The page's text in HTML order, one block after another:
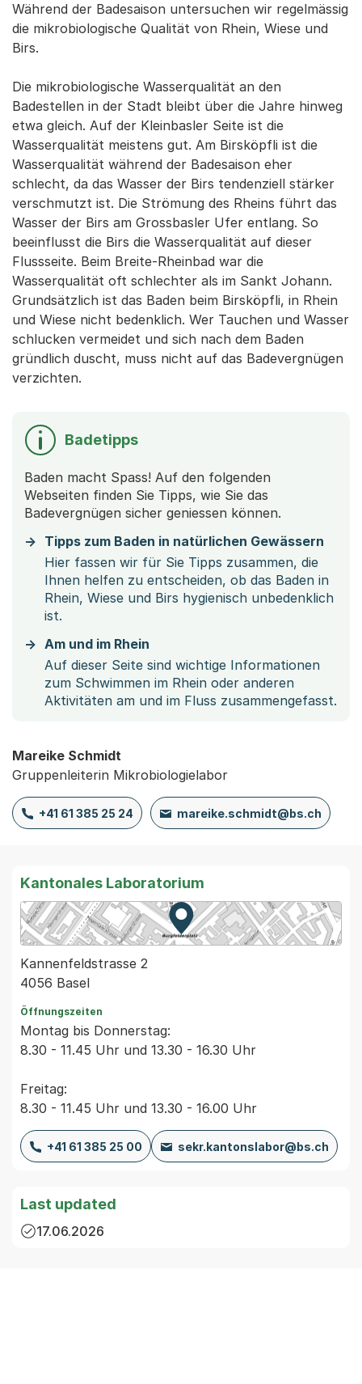
Während der Badesaison untersuchen wir regelmässig
die mikrobiologische Qualität von Rhein, Wiese und
Birs.
Die mikrobiologische Wasserqualität an den
Badestellen in der Stadt bleibt über die Jahre hinweg
etwa gleich. Auf der Kleinbasler Seite ist die
Wasserqualität meistens gut. Am Birsköpfli ist die
Wasserqualität während der Badesaison eher
schlecht, da das Wasser der Birs tendenziell stärker
verschmutzt ist. Die Strömung des Rheins führt das
Wasser der Birs am Grossbasler Ufer entlang. So
beeinflusst die Birs die Wasserqualität auf dieser
Flussseite. Beim Breite-Rheinbad war die
Wasserqualität oft schlechter als im Sankt Johann.
Grundsätzlich ist das Baden beim Birsköpfli, in Rhein
und Wiese nicht bedenklich. Wer Tauchen und Wasser
schlucken vermeidet und sich nach dem Baden
gründlich duscht, muss nicht auf das Badevergnügen
verzichten.
Badetipps
Baden macht Spass! Auf den folgenden
Webseiten finden Sie Tipps, wie Sie das
Badevergnügen sicher geniessen können.
Tipps zum Baden in natürlichen Gewässern
Hier fassen wir für Sie Tipps zusammen, die
Ihnen helfen zu entscheiden, ob das Baden in
Rhein, Wiese und Birs hygienisch unbedenklich
ist.
Am und im Rhein
Auf dieser Seite sind wichtige Informationen
zum Schwimmen im Rhein oder anderen
Aktivitäten am und im Fluss zusammengefasst.
Mareike Schmidt
Gruppenleiterin Mikrobiologielabor
+41 61 385 25 24 mareike.schmidt@bs.ch
Kantonales Laboratorium
Zur Karte von MapBS.
Externer Link, wird in einem
Kannenfeldstrasse 2
4056 Basel
Öffnungszeiten
Montag bis Donnerstag:
8.30 - 11.45 Uhr und 13.30 - 16.30 Uhr
Freitag:
8.30 - 11.45 Uhr und 13.30 - 16.00 Uhr
+41 61 385 25 00 sekr.kantonslabor@bs.ch
Last updated
17.06.2026